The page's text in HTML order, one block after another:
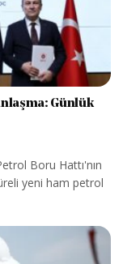
Günlük
Boru Hattı'nın
yeni ham petrol